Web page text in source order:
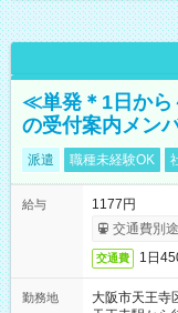
≪単発＊1日から
の受付案内メン
派遣 職種未経験OK
給与
1177円
交通費別
交通費 1日
勤務地
大阪市天王寺